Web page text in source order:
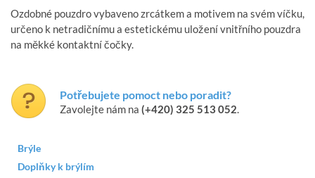
Ozdobné pouzdro vybaveno zrcátkem a motivem na svém víčku,
určeno k netradičnímu a estetickému uložení vnitřního pouzdra
na měkké kontaktní čočky.
Potřebujete pomoct nebo poradit?
Zavolejte nám na (+420) 325 513 052.
Brýle
Doplňky k brýlím